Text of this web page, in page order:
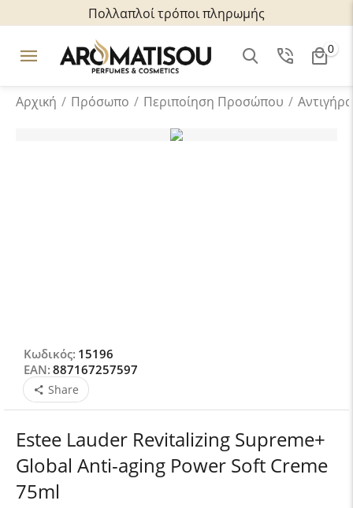
Πολλαπλοί τρόποι πληρωμής
0
Αρχική / Πρόσωπο / Περιποίηση Προσώπου /
EAN: 887167257597
Κωδικός: 15196
Share
Estee Lauder Revitalizing Supreme+
Global Anti-aging Power Soft Creme
75ml